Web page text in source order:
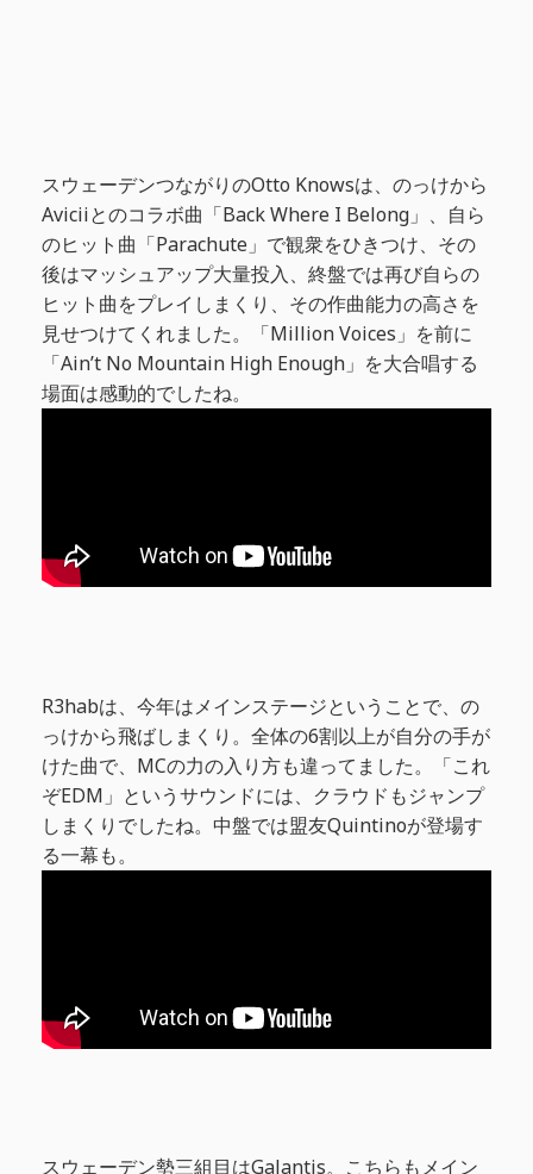
スウェーデンつながりのOtto Knowsは、のっけから
Aviciiとのコラボ曲「Back Where I Belong」、自ら
のヒット曲「Parachute」で観衆をひきつけ、その
後はマッシュアップ大量投入、終盤では再び自らの
ヒット曲をプレイしまくり、その作曲能力の高さを
見せつけてくれました。「Million Voices」を前に
「Ain’t No Mountain High Enough」を大合唱する
場面は感動的でしたね。
R3habは、今年はメインステージということで、の
っけから飛ばしまくり。全体の6割以上が自分の手が
けた曲で、MCの力の入り方も違ってました。「これ
ぞEDM」というサウンドには、クラウドもジャンプ
しまくりでしたね。中盤では盟友Quintinoが登場す
る一幕も。
スウェーデン勢三組目はGalantis。こちらもメイン